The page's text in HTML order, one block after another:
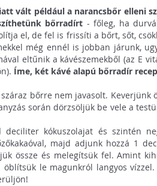
vált például a narancsbőr elleni
bőrradírt - főleg, ha
el, de fel is frissíti a bőrt, sőt,
még ennél is jobban járunk,
eltűnik a kávészemekből (az E
Íme, két kávé alapú bőrradír
bőrre nem javasolt. Keverjünk
során dörzsöljük be vele a
deciliter kókuszolajat és szintén
majd adjunk hozzá 1
össze és melegítsük fel. Amint
le magunkról langyos